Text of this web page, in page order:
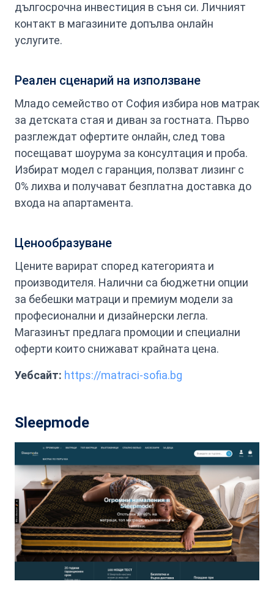
дългосрочна инвестиция в съня си. Личният
контакт в магазините допълва онлайн
услугите.
Реален сценарий на използване
Младо семейство от София избира нов матрак
за детската стая и диван за гостната. Първо
разглеждат офертите онлайн, след това
посещават шоурума за консултация и проба.
Избират модел с гаранция, ползват лизинг с
0% лихва и получават безплатна доставка до
входа на апартамента.
Ценообразуване
Цените варират според категорията и
производителя. Налични са бюджетни опции
за бебешки матраци и премиум модели за
професионални и дизайнерски легла.
Магазинът предлага промоции и специални
оферти които снижават крайната цена.
Уебсайт: https://matraci-sofia.bg
Sleepmode